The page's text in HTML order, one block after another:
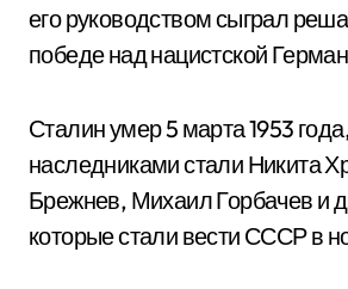
его руководством сыграл
победе над нацистской
Сталин умер 5 марта 1953
наследниками стали Никита
Брежнев, Михаил Горбачев и
которые стали вести СССР в